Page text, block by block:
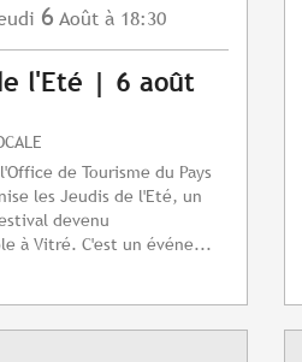
6 Août à 18:30
l'Eté | 6 août
de Tourisme du Pays
les Jeudis de l'Eté, un
devenu
à Vitré. C'est un événe...